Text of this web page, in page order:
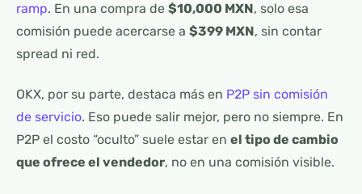
ramp. En una compra de $10,000 MXN, solo esa
comisión puede acercarse a $399 MXN, sin contar
spread ni red.
OKX, por su parte, destaca más en P2P sin comisión
de servicio. Eso puede salir mejor, pero no siempre. En
P2P el costo “oculto” suele estar en el tipo de cambio
que ofrece el vendedor, no en una comisión visible.